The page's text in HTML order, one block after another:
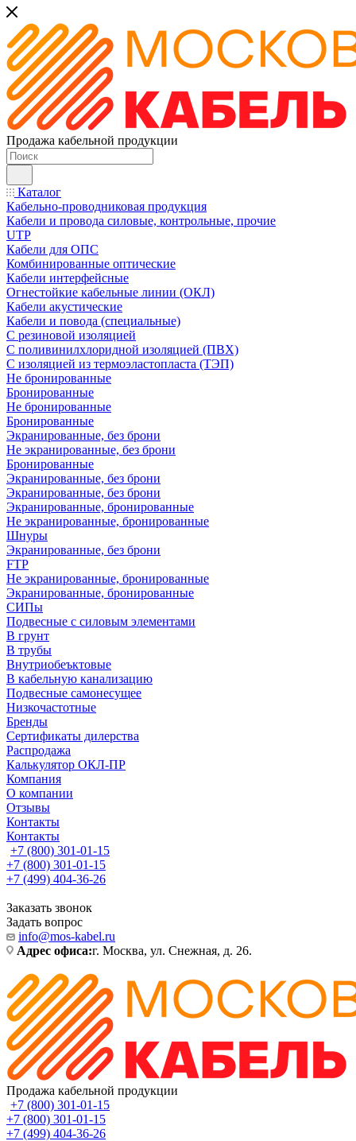
Продажа кабельной продукции
Каталог
Кабельно-проводниковая продукция
Кабели и провода силовые, контрольные, прочие
UTP
Кабели для ОПС
Комбинированные оптические
Кабели интерфейсные
Огнестойкие кабельные линии (ОКЛ)
Кабели акустические
Кабели и повода (специальные)
С резиновой изоляцией
С поливинилхлоридной изоляцией (ПВХ)
С изоляцией из термоэластопласта (ТЭП)
Не бронированные
Бронированные
Не бронированные
Бронированные
Экранированные, без брони
Не экранированные, без брони
Бронированные
Экранированные, без брони
Экранированные, без брони
Экранированные, бронированные
Не экранированные, бронированные
Шнуры
Экранированные, без брони
FTP
Не экранированные, бронированные
Экранированные, бронированные
СИПы
Подвесные с силовым элементами
В грунт
В трубы
Внутриобеъктовые
В кабельную канализацию
Подвесные самонесущее
Низкочастотные
Бренды
Сертификаты дилерства
Распродажа
Калькулятор ОКЛ-ПР
Компания
О компании
Отзывы
Контакты
Контакты
+7 (800) 301-01-15
+7 (800) 301-01-15
+7 (499) 404-36-26
Заказать звонок
Задать вопрос
info@mos-kabel.ru
Адрес офиса:г. Москва, ул. Снежная, д. 26.
Продажа кабельной продукции
+7 (800) 301-01-15
+7 (800) 301-01-15
+7 (499) 404-36-26